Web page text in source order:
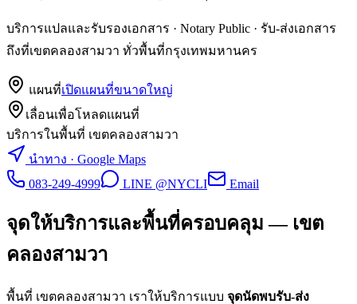
บริการแปลและรับรองเอกสาร · Notary Public · รับ-ส่งเอกสาร
ถึงที่เขตคลองสามวา ทั่วพื้นที่กรุงเทพมหานคร
แผนที่เปิดแผนที่ขนาดใหญ่
เลื่อนเพื่อโหลดแผนที่
บริการในพื้นที่ เขตคลองสามวา
นำทาง · Google Maps
083-249-4999
LINE @NYCLI Email
จุดให้บริการและพื้นที่ครอบคลุม — เขต
คลองสามวา
พื้นที่ เขตคลองสามวา เราให้บริการแบบ จุดนัดพบรับ-ส่ง